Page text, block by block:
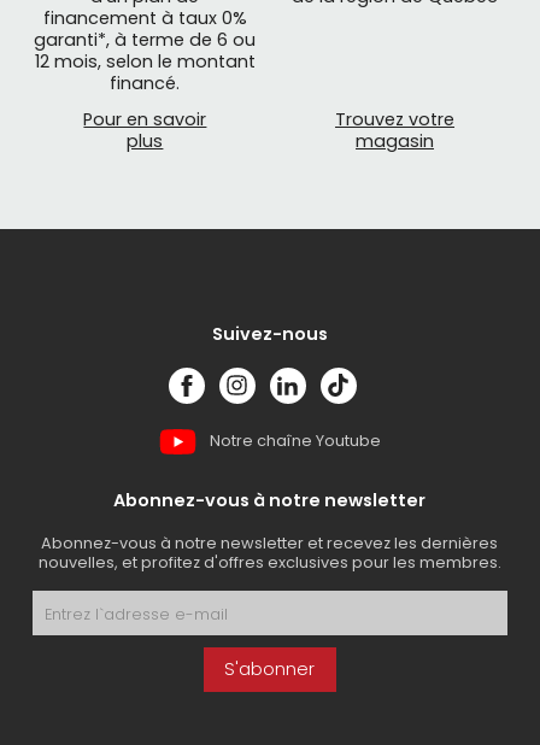
financement à taux 0%
garanti*, à terme de 6 ou
12 mois, selon le montant
financé.
Pour en savoir
plus
Trouvez votre
magasin
Suivez-nous
Notre chaîne Youtube
Abonnez-vous à notre newsletter
Abonnez-vous à notre newsletter et recevez les dernières
nouvelles, et profitez d'offres exclusives pour les membres.
S'abonner